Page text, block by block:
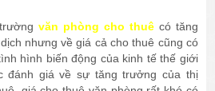
văn phòng cho thuêcó tăng
nhưng về giá cả cho thuê cũng có
hình biến động của kinh tế thế giới
đánh giá về sự tăng trưởng của thị